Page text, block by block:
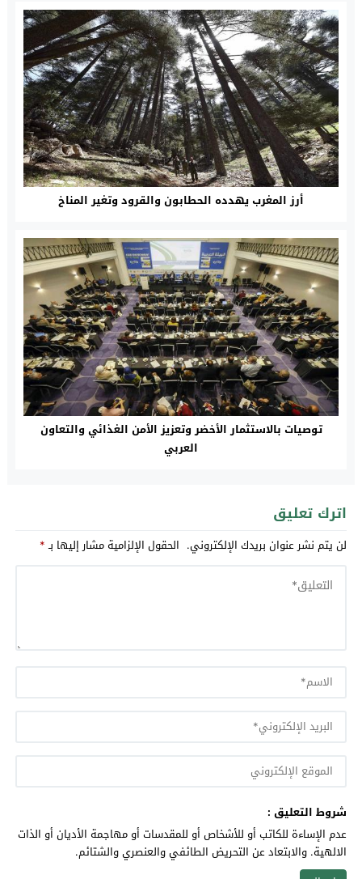
أرز المغرب يهدده الحطابون والقرود وتغير المناخ
توصيات بالاستثمار الأخضر وتعزيز الأمن الغذائي والتعاون
العربي
اترك تعليق
لن يتم نشر عنوان بريدك الإلكتروني. الحقول الإلزامية مشار إليها بـ*
شروط التعليق :
عدم الإساءة للكاتب أو للأشخاص أو للمقدسات أو مهاجمة الأديان أو الذات
الالهية. والابتعاد عن التحريض الطائفي والعنصري والشتائم.